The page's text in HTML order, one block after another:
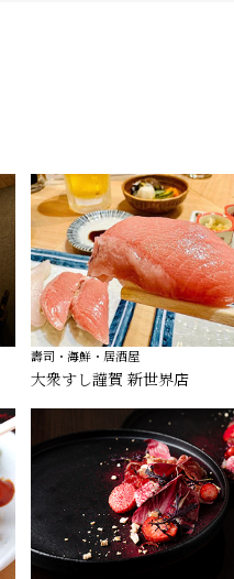
壽司・海鮮・居酒屋
大衆すし謹賀 新世界店